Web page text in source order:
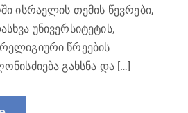
ისრაელის თემის წევრები,
უნივერსიტეტის,
წრეების
გახსნა და […]